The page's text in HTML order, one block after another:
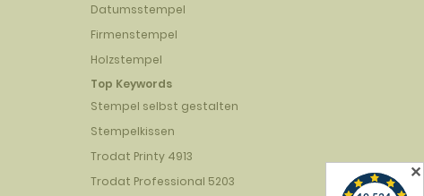
Datumsstempel
Firmenstempel
Holzstempel
Top Keywords
Stempel selbst gestalten
Stempelkissen
Trodat Printy 4913
Trodat Professional 5203
✕